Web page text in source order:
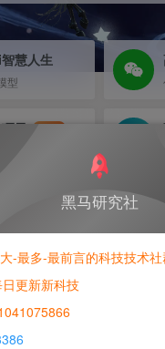
慧人生
型
目
NEW
卓信获客评论区采
监控，粉丝群监控，
员采集，群新成员监
首作品点赞，自动回
黑马研究社
-最多-最前言的科技技术
更新新科技